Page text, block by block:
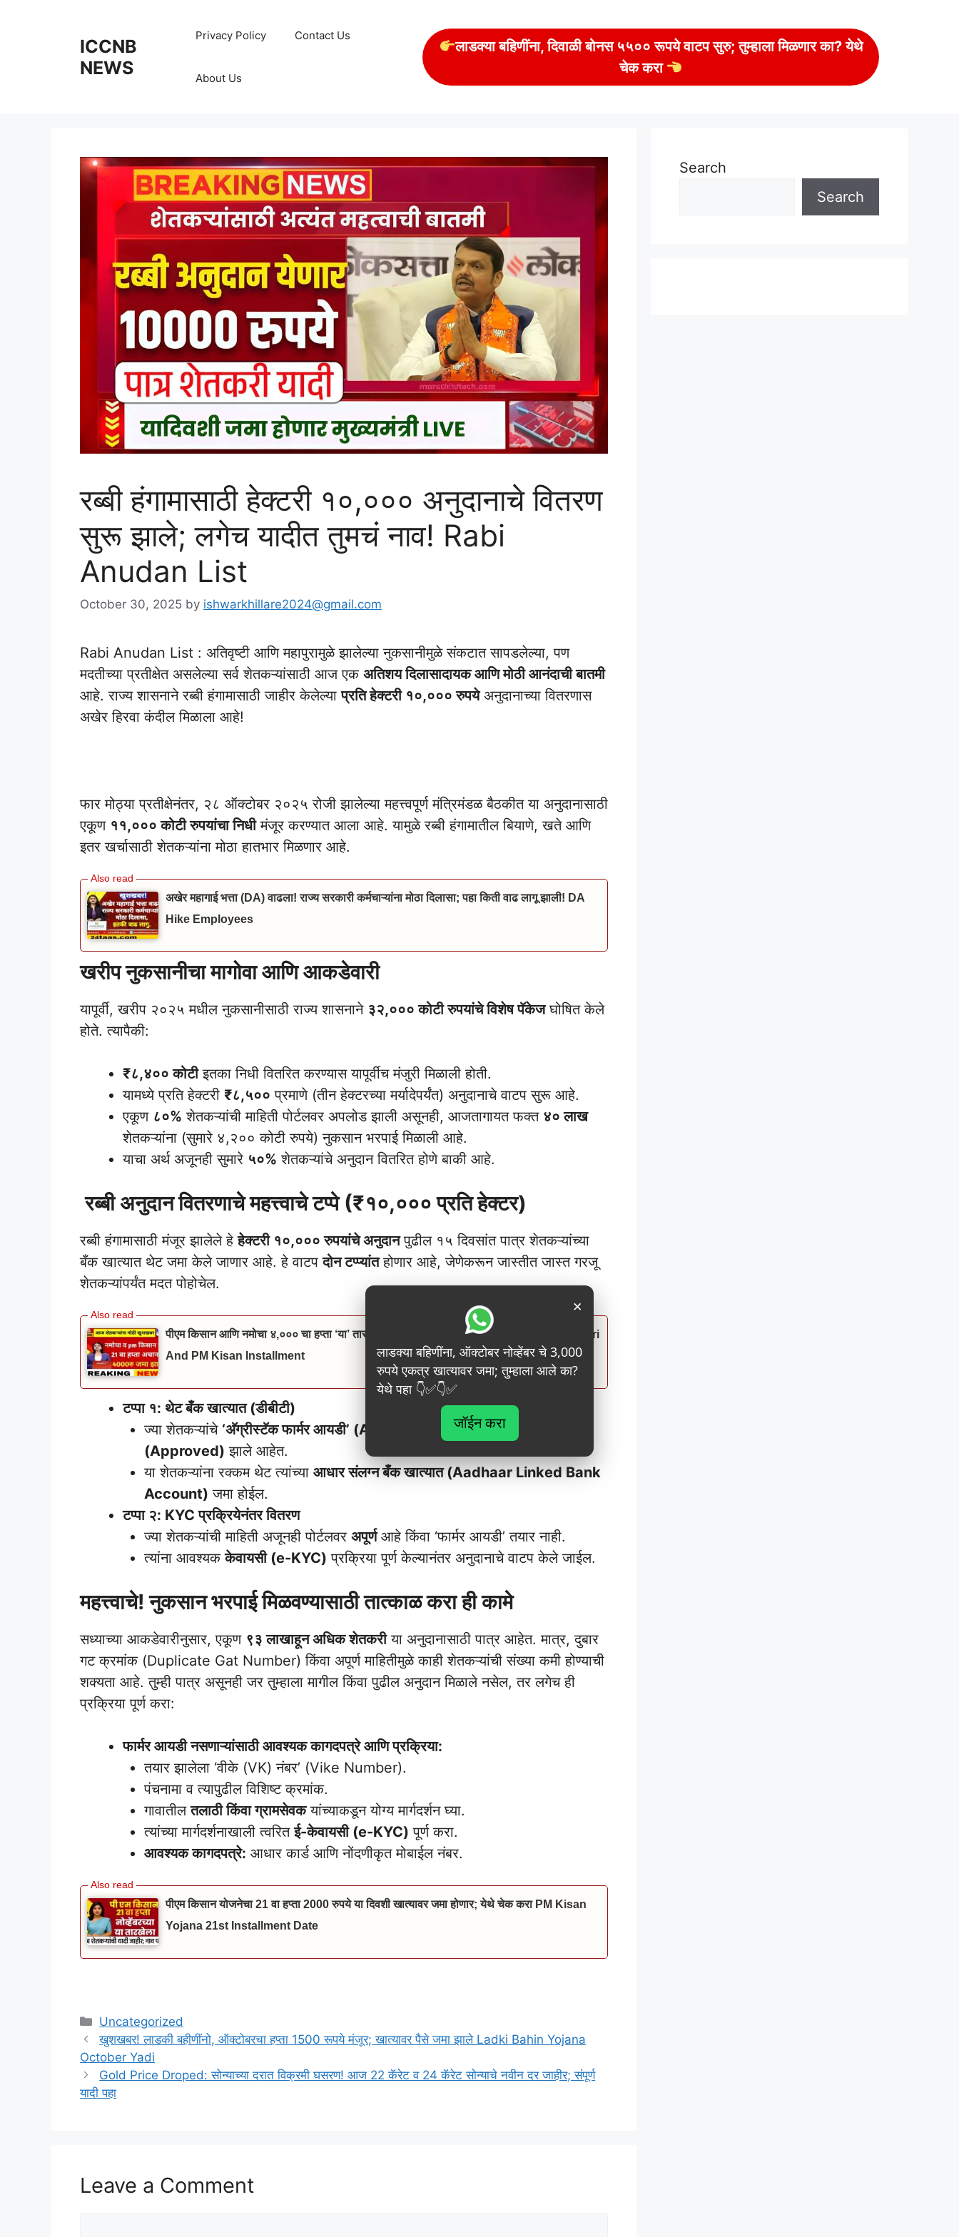
ICCNB
NEWS
Privacy Policy Contact Us
About Us
लाडक्या बहिणींना, दिवाळी बोनस ५५०० रूपये वाटप सुरु; तुम्हाला मिळणार का? येथे
चेक करा
रब्बी हंगामासाठी हेक्टरी १०,००० अनुदानाचे वितरण
सुरू झाले; लगेच यादीत तुमचं नाव! Rabi
Anudan List
October 30, 2025 by ishwarkhillare2024@gmail.com
​Rabi Anudan List : अतिवृष्टी आणि महापुरामुळे झालेल्या नुकसानीमुळे संकटात सापडलेल्या, पण
मदतीच्या प्रतीक्षेत असलेल्या सर्व शेतकऱ्यांसाठी आज एक अतिशय दिलासादायक आणि मोठी आनंदाची बातमी
आहे. राज्य शासनाने रब्बी हंगामासाठी जाहीर केलेल्याप्रति हेक्टरी १०,००० रुपयेअनुदानाच्या वितरणास
अखेर हिरवा कंदील मिळाला आहे!
​फार मोठ्या प्रतीक्षेनंतर, २८ ऑक्टोबर २०२५ रोजी झालेल्या महत्त्वपूर्ण मंत्रिमंडळ बैठकीत या अनुदानासाठी
एकूण ११,००० कोटी रुपयांचा निधीमंजूर करण्यात आला आहे. यामुळे रब्बी हंगामातील बियाणे, खते आणि
इतर खर्चासाठी शेतकऱ्यांना मोठा हातभार मिळणार आहे.
अखेर महागाई भत्ता (DA) वाढला! राज्य सरकारी कर्मचाऱ्यांना मोठा दिलासा; पहा किती वाढ लागू झाली! DA
Hike Employees
खरीप नुकसानीचा मागोवा आणि आकडेवारी
​यापूर्वी, खरीप २०२५ मधील नुकसानीसाठी राज्य शासनाने ३२,००० कोटी रुपयांचे विशेष पॅकेजघोषित केले
होते. त्यापैकी:
₹८,४०० कोटीइतका निधी वितरित करण्यास यापूर्वीच मंजुरी मिळाली होती.
​यामध्ये प्रति हेक्टरी ₹८,५०० प्रमाणे (तीन हेक्टरच्या मर्यादेपर्यंत) अनुदानाचे वाटप सुरू आहे.
​एकूण ८०% शेतकऱ्यांची माहिती पोर्टलवर अपलोड झाली असूनही, आजतागायत फक्त ४० लाख
शेतकऱ्यांना (सुमारे ४,२०० कोटी रुपये) नुकसान भरपाई मिळाली आहे.
​याचा अर्थ अजूनही सुमारे ५०% शेतकऱ्यांचे अनुदान वितरित होणे बाकी आहे.
रब्बी अनुदान वितरणाचे महत्त्वाचे टप्पे (₹१०,००० प्रति हेक्टर)
​रब्बी हंगामासाठी मंजूर झालेले हेहेक्टरी १०,००० रुपयांचे अनुदानपुढील १५ दिवसांत पात्र शेतकऱ्यांच्या
बँक खात्यात थेट जमा केले जाणार आहे. हे वाटपदोन टप्प्यांतहोणार आहे, जेणेकरून जास्तीत जास्त गरजू
शेतकऱ्यांपर्यंत मदत पोहोचेल.
पीएम किसान आणि नमोचा ४,००० चा हप्ता ‘या’ तारखेला जमा होणार? तुमचं नाव चेक करा Namo Shetkari
And PM Kisan Installment
टप्पा १: थेट बँक खात्यात (डीबीटी)
​ज्या शेतकऱ्यांचे ‘अ‍ॅग्रीस्टॅक फार्मर आयडी’ (AgriStack Farmer ID)
(Approved) झाले आहेत.
​या शेतकऱ्यांना रक्कम थेट त्यांच्या आधार संलग्न बँक खात्यात (Aadhaar Linked Bank
Account) जमा होईल.
टप्पा २: KYC प्रक्रियेनंतर वितरण
​ज्या शेतकऱ्यांची माहिती अजूनही पोर्टलवर अपूर्णआहे किंवा ‘फार्मर आयडी’ तयार नाही.
​त्यांना आवश्यककेवायसी (e-KYC) प्रक्रिया पूर्ण केल्यानंतर अनुदानाचे वाटप केले जाईल.
महत्त्वाचे! नुकसान भरपाई मिळवण्यासाठी तात्काळ करा ही कामे
​सध्याच्या आकडेवारीनुसार, एकूण ९३ लाखाहून अधिक शेतकरीया अनुदानासाठी पात्र आहेत. मात्र, दुबार
गट क्रमांक (Duplicate Gat Number) किंवा अपूर्ण माहितीमुळे काही शेतकऱ्यांची संख्या कमी होण्याची
शक्यता आहे. तुम्ही पात्र असूनही जर तुम्हाला मागील किंवा पुढील अनुदान मिळाले नसेल, तर लगेच ही
प्रक्रिया पूर्ण करा:
फार्मर आयडी नसणाऱ्यांसाठी आवश्यक कागदपत्रे आणि प्रक्रिया:
​तयार झालेला ‘वीके (VK) नंबर’ (Vike Number).
​पंचनामा व त्यापुढील विशिष्ट क्रमांक.
​गावातीलतलाठी किंवा ग्रामसेवकयांच्याकडून योग्य मार्गदर्शन घ्या.
​त्यांच्या मार्गदर्शनाखाली त्वरितई-केवायसी (e-KYC) पूर्ण करा.
आवश्यक कागदपत्रे: आधार कार्ड आणि नोंदणीकृत मोबाईल नंबर.
पीएम किसान योजनेचा 21 वा हप्ता 2000 रुपये या दिवशी खात्यावर जमा होणार; येथे चेक करा PM Kisan
Yojana 21st Installment Date
Categories
Uncategorized
खुशखबर! लाडकी बहीणींनो, ऑक्टोबरचा हप्ता 1500 रूपये मंजूर; खात्यावर पैसे जमा झाले Ladki Bahin Yojana
October Yadi
Gold Price Droped: सोन्याच्या दरात विक्रमी घसरण! आज 22 कॅरेट व 24 कॅरेट सोन्याचे नवीन दर जाहीर; संपूर्ण
यादी पहा
Leave a Comment
Search
Search
×
लाडक्या बहिणींना, ऑक्टोबर नोव्हेंबर चे 3,000
रुपये एकत्र खात्यावर जमा; तुम्हाला आले का?
येथे पहा 👇✅👇✅
जॉईन करा